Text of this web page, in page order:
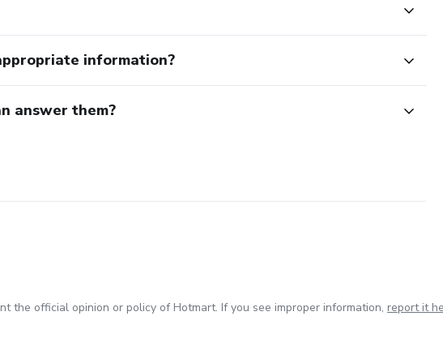
information?
answer them?
the official opinion or policy of Hotmart. If you see improper information, report it